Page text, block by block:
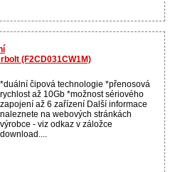
(F2CD031CW1M)
*duální čipová technologie *přenosová
rychlost až 10Gb *možnost sériového
zapojení až 6 zařízení Další informace
naleznete na webových stránkách
výrobce - viz odkaz v záložce
download....